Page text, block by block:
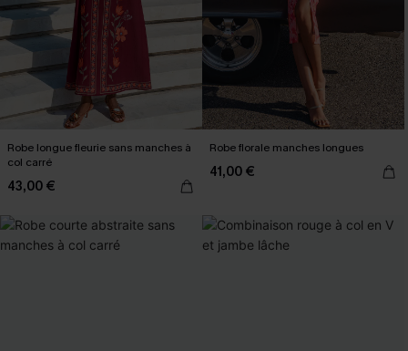
Robe longue fleurie sans manches à
col carré
43,00 €
Robe florale manches longues
41,00 €